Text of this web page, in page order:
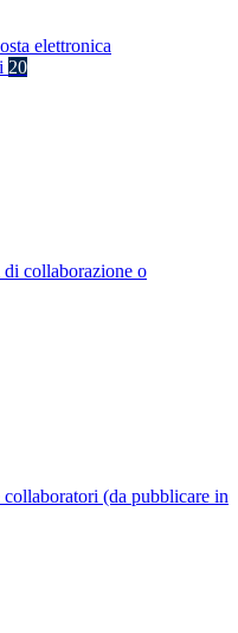
elettronica
20
collaborazione o
(da pubblicare in